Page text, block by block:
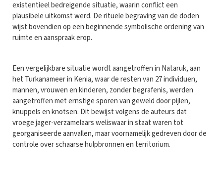
existentieel bedreigende situatie, waarin conflict een
plausibele uitkomst werd. De rituele begraving van de doden
wijst bovendien op een beginnende symbolische ordening van
ruimte en aanspraak erop.
Een vergelijkbare situatie wordt aangetroffen in Nataruk, aan
het Turkanameer in Kenia, waar de resten van 27 individuen,
mannen, vrouwen en kinderen, zonder begrafenis, werden
aangetroffen met ernstige sporen van geweld door pijlen,
knuppels en knotsen. Dit bewijst volgens de auteurs dat
vroege jager-verzamelaars weliswaar in staat waren tot
georganiseerde aanvallen, maar voornamelijk gedreven door de
controle over schaarse hulpbronnen en territorium.